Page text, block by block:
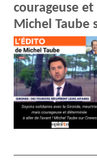
courageuse
Michel Taube